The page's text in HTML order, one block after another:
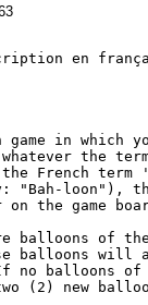
en
game in which
the
the French
"Bah-loon"),
the game
balloons of
balloons will
balloons of
(2) new